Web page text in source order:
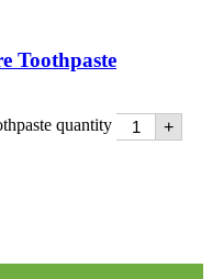
Toothpaste
quantity
+